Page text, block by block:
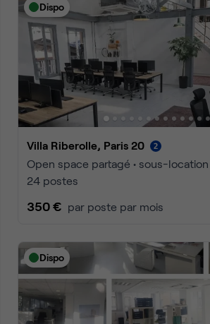
Dispo
Villa Riberolle, Paris 20
Open space partagé • sous-location
24 postes
350 € par poste par mois
Dispo